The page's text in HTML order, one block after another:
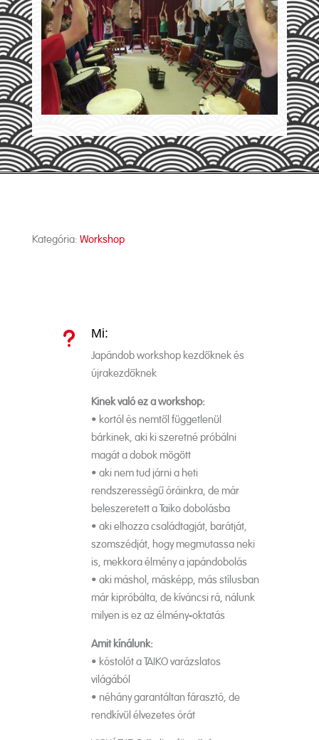
Kategória: Workshop
u Mi:
Japándob workshop kezdőknek és
újrakezdőknek
Kinek való ez a workshop:
• kortól és nemtől függetlenül
bárkinek, aki ki szeretné próbálni
magát a dobok mögött
• aki nem tud járni a heti
rendszerességű óráinkra, de már
beleszeretett a Taiko dobolásba
• aki elhozza családtagját, barátját,
szomszédját, hogy megmutassa neki
is, mekkora élmény a japándobolás
• aki máshol, másképp, más stílusban
már kipróbálta, de kíváncsi rá, nálunk
milyen is ez az élmény-oktatás
Amit kínálunk:
• kóstolót a TAIKO varázslatos
világából
• néhány garantáltan fárasztó, de
rendkívül élvezetes órát